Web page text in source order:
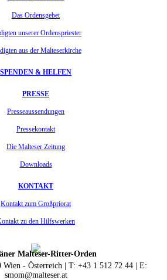
Das Ordensgebet
unserer Ordenspriester
aus der Malteserkirche
SPENDEN & HELFEN
PRESSE
Presseaussendungen
Pressekontakt
Die Malteser Zeitung
Downloads
KONTAKT
Kontakt zum Großpriorat
zu den Hilfswerken
Malteser-Ritter-Orden
Wien - Österreich | T: +43 1 512 72 44 | E:
smom@malteser.at